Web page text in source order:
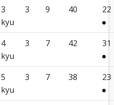
3
kyu
3 9 40 22
4
kyu
3 7 42 31
5
kyu
3 7 38 23